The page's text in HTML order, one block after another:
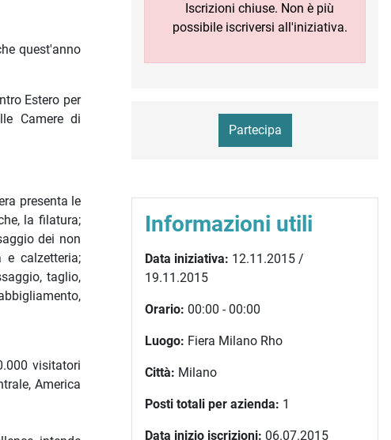
quest'anno
Estero per
Camere di
presenta le
la filatura;
dei non
calzetteria;
taglio,
visitatori
America
Iscrizioni chiuse. Non è più
possibile iscriversi all'iniziativa.
Partecipa
Informazioni utili
Data iniziativa: 12.11.2015 /
19.11.2015
Orario: 00:00 - 00:00
Luogo: Fiera Milano Rho
Città: Milano
Posti totali per azienda: 1
Data inizio iscrizioni: 06.07.2015